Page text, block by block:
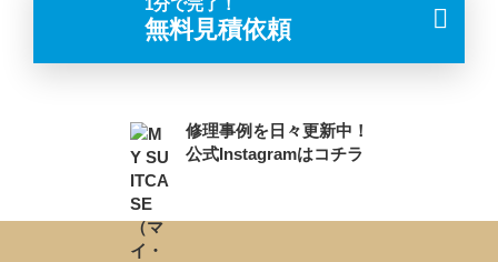
無料見積依頼
修理事例を日々更新中！
公式Instagramはコチラ